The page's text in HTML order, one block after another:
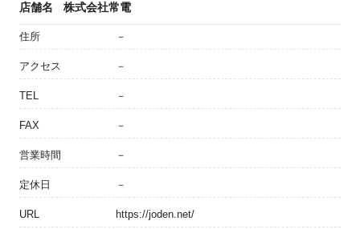
店舗名 株式会社常電
住所 －
アクセス －
TEL －
FAX －
営業時間 －
定休日 －
URL https://joden.net/